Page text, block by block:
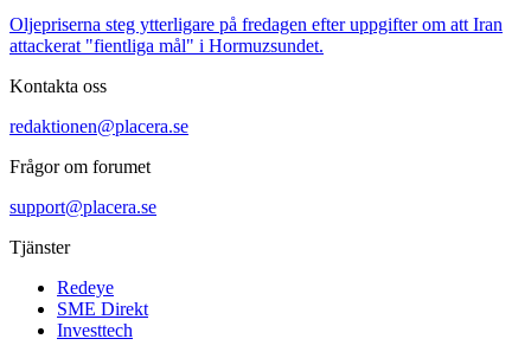
Oljepriserna steg ytterligare på fredagen efter uppgifter om att Iran
attackerat "fientliga mål" i Hormuzsundet.
Kontakta oss
redaktionen@placera.se
Frågor om forumet
support@placera.se
Tjänster
Redeye
SME Direkt
Investtech